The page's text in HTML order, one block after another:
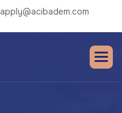
apply@acibadem.com